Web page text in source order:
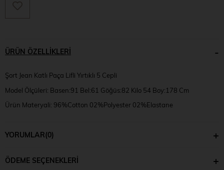
ÜRÜN ÖZELLIKLERI
Şort Jean Katlı Paça Lifli Yırtıklı 5 Cepli
Model Ölçüleri: Basen:91 Bel:61 Göğüs:82 Kilo 54 Boy:178 Cm
Ürün Materyali: 96%Cotton 02%Polyester 02%Elastane
YORUMLAR(0)
ÖDEME SEÇENEKLERI